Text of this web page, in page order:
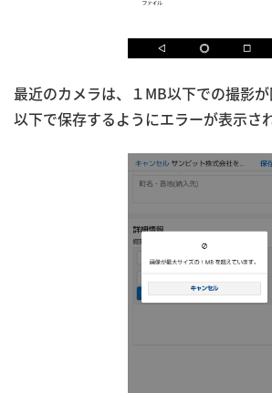
最近のカメラは、１MB以下での撮影
以下で保存するようにエラーが表示され